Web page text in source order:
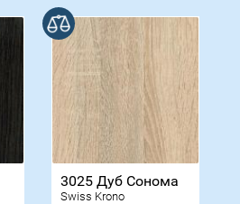
3025 Дуб Сонома
Swiss Krono